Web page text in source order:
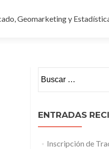
Geomarketing y
ENTRADAS
Inscripción de